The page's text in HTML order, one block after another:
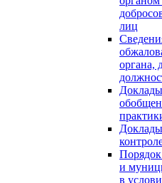
лиц
органа,
Порядок
и
в